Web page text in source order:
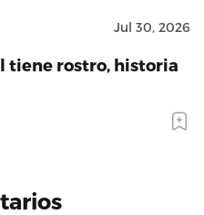
Jul 30, 2026
tiene rostro, historia